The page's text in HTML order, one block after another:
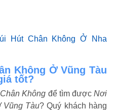
Hút Chân Không Ở Nha
Không Ở Vũng Tàu
tốt?
Không để tìm đượcNơi
Vũng Tàu? Quý khách hàng